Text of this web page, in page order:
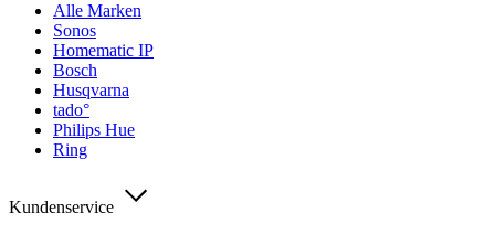
Alle Marken
Sonos
Homematic IP
Bosch
Husqvarna
tado°
Philips Hue
Ring
Kundenservice